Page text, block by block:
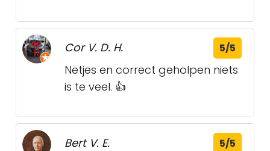
Cor V. D. H. 5/5
Netjes en correct geholpen niets
is te veel. 👍
Bert V. E. 5/5